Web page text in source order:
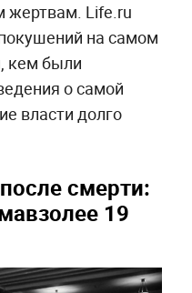
жертвам. Life.ru
на самом
кем были
о самой
власти долго
смерти:
19